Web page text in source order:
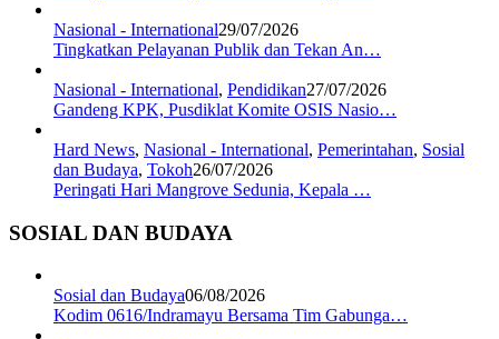
Nasional - International29/07/2026
Tingkatkan Pelayanan Publik dan Tekan An…
Nasional - International, Pendidikan27/07/2026
Gandeng KPK, Pusdiklat Komite OSIS Nasio…
Hard News, Nasional - International, Pemerintahan, Sosial
dan Budaya, Tokoh26/07/2026
Peringati Hari Mangrove Sedunia, Kepala …
SOSIAL DAN BUDAYA
Sosial dan Budaya06/08/2026
Kodim 0616/Indramayu Bersama Tim Gabunga…